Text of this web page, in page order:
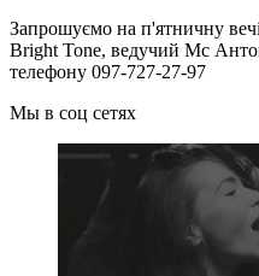
Запрошуємо на п'ятничну
Bright Tone, ведучий Мс
телефону 097-727-27-97
Мы в соц сетях